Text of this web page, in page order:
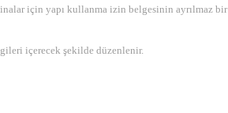
için yapı kullanma izin belgesinin ayrılmaz bir
içerecek şekilde düzenlenir.